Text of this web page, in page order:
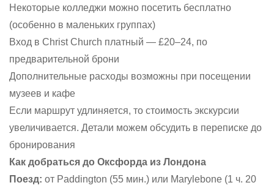
Некоторые колледжи можно посетить бесплатно
(особенно в маленьких группах)
Вход в Christ Church платный — £20–24, по
предварительной брони
Дополнительные расходы возможны при посещении
музеев и кафе
Если маршрут удлиняется, то стоимость экскурсии
увеличивается. Детали можем обсудить в переписке до
бронирования
Как добраться до Оксфорда из Лондона
Поезд: от Paddington (55 мин.) или Marylebone (1 ч. 20